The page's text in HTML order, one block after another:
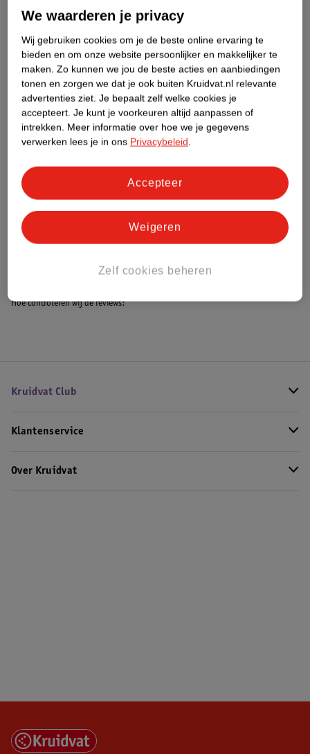
Over dit product
Productinformatie
Nature Impact Score
Dit product heeft (nog) geen Nature
Impact Score.
Meer informatie
Bestel & Bezorginformatie
Bekijk ook
Hoe controleren wij de reviews?
Kruidvat Club
Klantenservice
Over Kruidvat
We waarderen je privacy
Wij gebruiken cookies om je de beste online ervaring te
bieden en om onze website persoonlijker en makkelijker te
maken. Zo kunnen we jou de beste acties en aanbiedingen
tonen en zorgen we dat je ook buiten Kruidvat.nl relevante
advertenties ziet. Je bepaalt zelf welke cookies je
accepteert. Je kunt je voorkeuren altijd aanpassen of
intrekken. Meer informatie over hoe we je gegevens
verwerken lees je in ons Privacybeleid.
Zelf cookies beheren
Weigeren
Accepteer